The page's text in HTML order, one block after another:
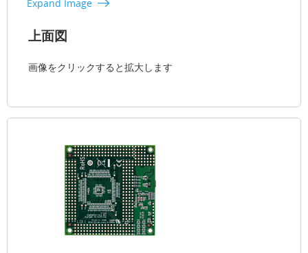
Expand Image
上面図
画像をクリックすると拡大します